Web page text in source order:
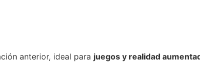
anterior, ideal para juegos y realidad